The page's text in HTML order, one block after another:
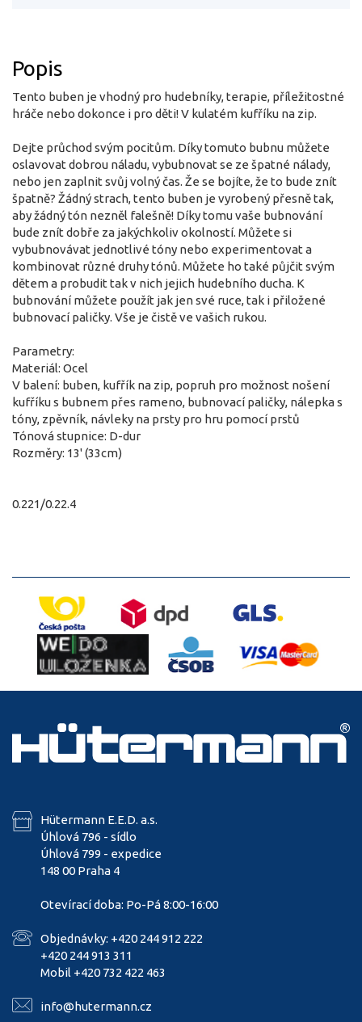
Popis
Tento buben je vhodný pro hudebníky, terapie, příležitostné
hráče nebo dokonce i pro děti! V kulatém kufříku na zip.
Dejte průchod svým pocitům. Díky tomuto bubnu můžete
oslavovat dobrou náladu, vybubnovat se ze špatné nálady,
nebo jen zaplnit svůj volný čas. Že se bojíte, že to bude znít
špatně? Žádný strach, tento buben je vyrobený přesně tak,
aby žádný tón nezněl falešně! Díky tomu vaše bubnování
bude znít dobře za jakýchkoliv okolností. Můžete si
vybubnovávat jednotlivé tóny nebo experimentovat a
kombinovat různé druhy tónů. Můžete ho také půjčit svým
dětem a probudit tak v nich jejich hudebního ducha. K
bubnování můžete použít jak jen své ruce, tak i přiložené
bubnovací paličky. Vše je čistě ve vašich rukou.
Parametry:
Materiál: Ocel
V balení: buben, kufřík na zip, popruh pro možnost nošení
kufříku s bubnem přes rameno, bubnovací paličky, nálepka s
tóny, zpěvník, návleky na prsty pro hru pomocí prstů
Tónová stupnice: D-dur
Rozměry: 13' (33cm)
0.221/0.22.4
Hütermann E.E.D. a.s.
Úhlová 796 - sídlo
Úhlová 799 - expedice
148 00 Praha 4
Otevírací doba: Po-Pá 8:00-16:00
Objednávky: +420 244 912 222
+420 244 913 311
Mobil +420 732 422 463
info@hutermann.cz